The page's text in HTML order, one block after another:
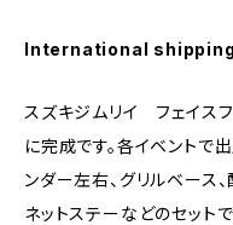
International
スズキジムリイ フェイス
に完成です。各イベントで出
ンダー左右、グリルベース
ネットステーなどのセット